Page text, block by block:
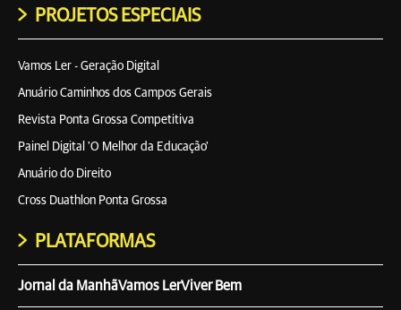
PROJETOS ESPECIAIS
Vamos Ler - Geração Digital
Anuário Caminhos dos Campos Gerais
Revista Ponta Grossa Competitiva
Painel Digital 'O Melhor da Educação'
Anuário do Direito
Cross Duathlon Ponta Grossa
PLATAFORMAS
Jornal da ManhãVamos LerViver Bem